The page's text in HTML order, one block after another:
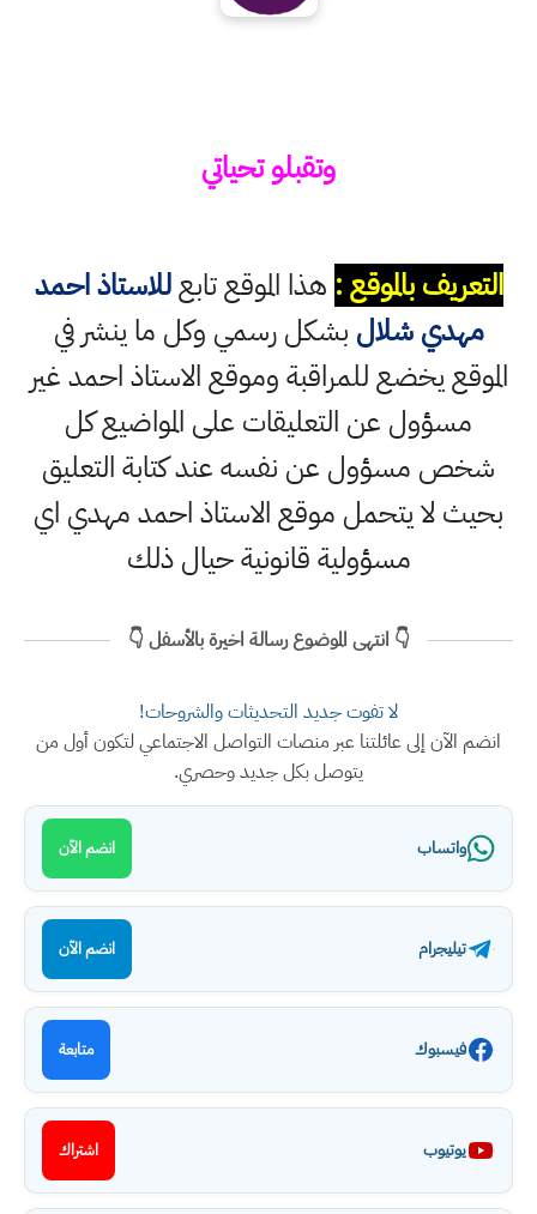
وتقبلو تحياتي
التعريف بالموقع : هذا الموقع تابعللاستاذ احمد
مهدي شلال بشكل رسمي وكل ما ينشر في
الموقع يخضع للمراقبة وموقع الاستاذ احمد غير
مسؤول عن التعليقات على المواضيع كل
شخص مسؤول عن نفسه عند كتابة التعليق
بحيث لا يتحمل موقع الاستاذ احمد مهدي اي
مسؤولية قانونية حيال ذلك
👇 انتهى الموضوع رسالة اخيرة بالأسفل 👇
لا تفوت جديد التحديثات والشروحات!
انضم الآن إلى عائلتنا عبر منصات التواصل الاجتماعي لتكون أول من
يتوصل بكل جديد وحصري.
واتساب انضم الآن
تيليجرام انضم الآن
فيسبوك متابعة
يوتيوب اشتراك